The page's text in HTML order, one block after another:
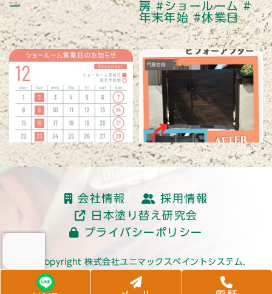
読み込む
会社情報
採用情報
日本塗り替え研究会
プライバシーポリシー
© Copyright 株式会社ユニマックスペイントシステム.